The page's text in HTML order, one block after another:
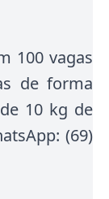
100 vagas
de forma
10 kg de
(69)